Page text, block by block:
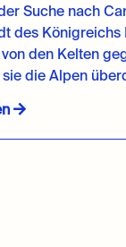
Suche nach
des Königreichs
den Kelten
die Alpen